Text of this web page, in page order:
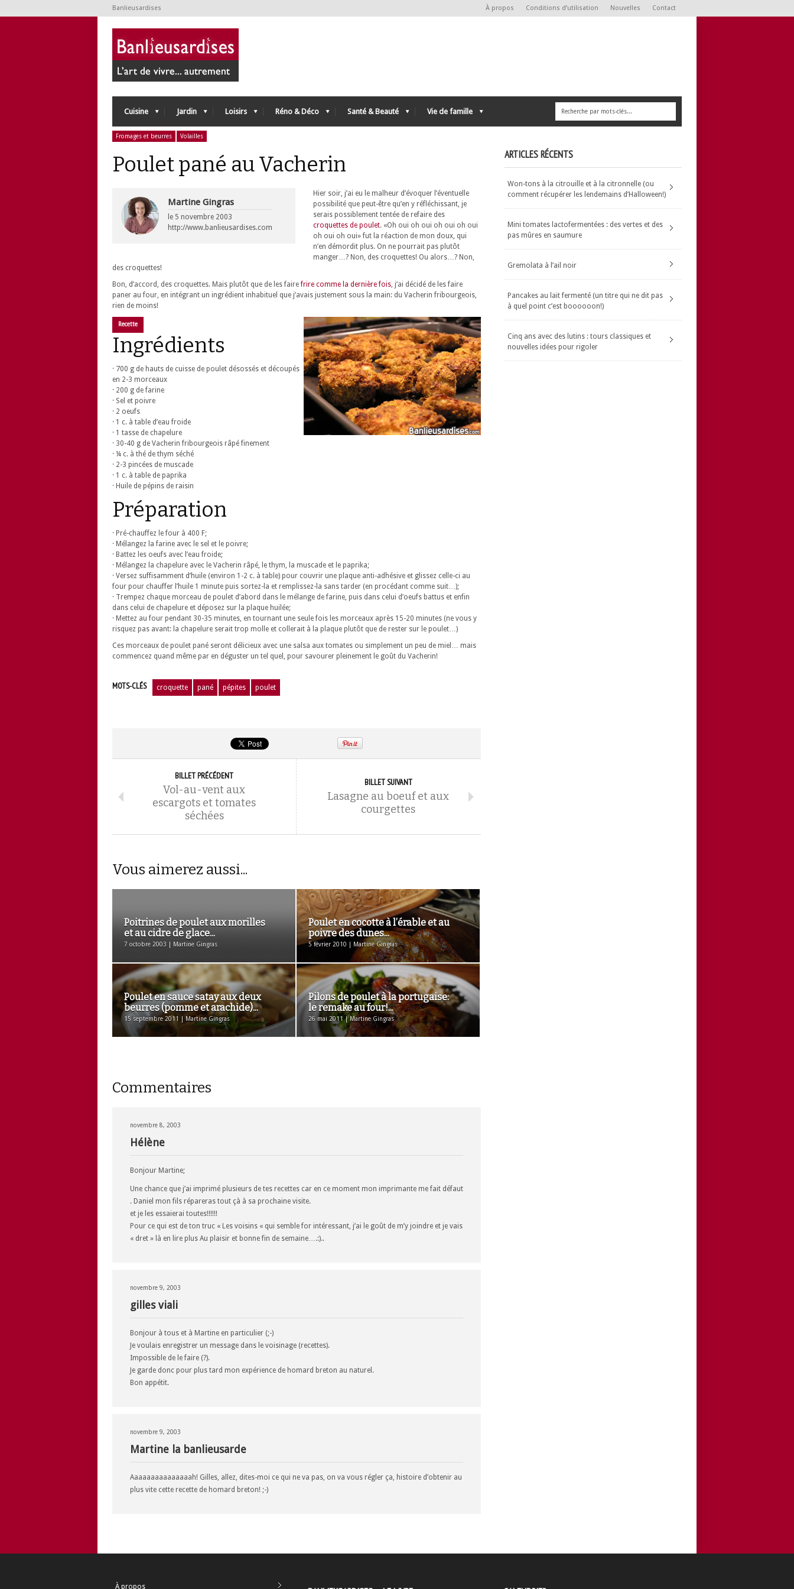
Banlieusardises À propos Conditions d’utilisation Nouvelles Contact
Cuisine Jardin Loisirs Réno & Déco Santé & Beauté Vie de famille
Fromages et beurres Volailles
Poulet pané au Vacherin
Martine Gingras
le 5 novembre 2003
http://www.banlieusardises.com
Hier soir, j’ai eu le malheur d’évoquer l’éventuelle
possibilité que peut-être qu’en y réfléchissant, je
serais possiblement tentée de refaire des
croquettes de poulet. «Oh oui oh oui oh oui oh oui
oh oui oh oui» fut la réaction de mon doux, qui
n’en démordit plus. On ne pourrait pas plutôt
manger…? Non, des croquettes! Ou alors…? Non,
des croquettes!
Bon, d’accord, des croquettes. Mais plutôt que de les fairefrire comme la dernière fois, j’ai décidé de les faire
paner au four, en intégrant un ingrédient inhabituel que j’avais justement sous la main: du Vacherin fribourgeois,
rien de moins!
Recette
Ingrédients
· 700 g de hauts de cuisse de poulet désossés et découpés
en 2-3 morceaux
· 200 g de farine
· Sel et poivre
· 2 oeufs
· 1 c. à table d’eau froide
· 1 tasse de chapelure
· 30-40 g de Vacherin fribourgeois râpé finement
· ¼ c. à thé de thym séché
· 2-3 pincées de muscade
· 1 c. à table de paprika
· Huile de pépins de raisin
Préparation
· Pré-chauffez le four à 400 F;
· Mélangez la farine avec le sel et le poivre;
· Battez les oeufs avec l’eau froide;
· Mélangez la chapelure avec le Vacherin râpé, le thym, la muscade et le paprika;
· Versez suffisamment d’huile (environ 1-2 c. à table) pour couvrir une plaque anti-adhésive et glissez celle-ci au
four pour chauffer l’huile 1 minute puis sortez-la et remplissez-la sans tarder (en procédant comme suit…);
· Trempez chaque morceau de poulet d’abord dans le mélange de farine, puis dans celui d’oeufs battus et enfin
dans celui de chapelure et déposez sur la plaque huilée;
· Mettez au four pendant 30-35 minutes, en tournant une seule fois les morceaux après 15-20 minutes (ne vous y
risquez pas avant: la chapelure serait trop molle et collerait à la plaque plutôt que de rester sur le poulet…)
Ces morceaux de poulet pané seront délicieux avec une salsa aux tomates ou simplement un peu de miel… mais
commencez quand même par en déguster un tel quel, pour savourer pleinement le goût du Vacherin!
MOTS-CLÉS croquette pané pépites poulet
BILLET PRÉCÉDENT
Vol-au-vent aux
escargots et tomates
séchées
BILLET SUIVANT
Lasagne au boeuf et aux
courgettes
Vous aimerez aussi...
Poitrines de poulet aux morilles
et au cidre de glace...
7 octobre 2003 | Martine Gingras
Poulet en cocotte à l’érable et au
poivre des dunes...
5 février 2010 | Martine Gingras
Poulet en sauce satay aux deux
beurres (pomme et arachide)...
15 septembre 2011 | Martine Gingras
Pilons de poulet à la portugaise:
le remake au four!...
26 mai 2011 | Martine Gingras
Commentaires
novembre 8, 2003
Hélène
Bonjour Martine;
Une chance que j’ai imprimé plusieurs de tes recettes car en ce moment mon imprimante me fait défaut
. Daniel mon fils répareras tout çà à sa prochaine visite.
et je les essaierai toutes!!!!!!
Pour ce qui est de ton truc « Les voisins « qui semble for intéressant, j’ai le goût de m’y joindre et je vais
« dret » là en lire plus Au plaisir et bonne fin de semaine….:)..
novembre 9, 2003
gilles viali
Bonjour à tous et à Martine en particulier (;-)
Je voulais enregistrer un message dans le voisinage (recettes).
Impossible de le faire (?).
Je garde donc pour plus tard mon expérience de homard breton au naturel.
Bon appétit.
novembre 9, 2003
Martine la banlieusarde
Aaaaaaaaaaaaaaah! Gilles, allez, dites-moi ce qui ne va pas, on va vous régler ça, histoire d’obtenir au
plus vite cette recette de homard breton! ;-)
ARTICLES RÉCENTS
Won-tons à la citrouille et à la citronnelle (ou
comment récupérer les lendemains d’Halloween!)
Mini tomates lactofermentées : des vertes et des
pas mûres en saumure
Gremolata à l’ail noir
Pancakes au lait fermenté (un titre qui ne dit pas
à quel point c’est boooooon!)
Cinq ans avec des lutins : tours classiques et
nouvelles idées pour rigoler
À propos